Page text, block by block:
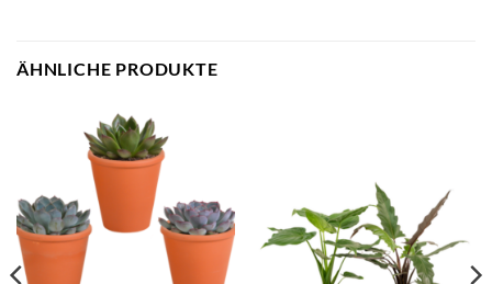
ÄHNLICHE PRODUKTE